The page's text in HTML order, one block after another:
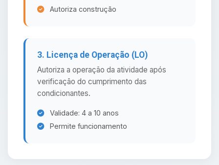
Autoriza construção
3. Licença de Operação (LO)
Autoriza a operação da atividade após
verificação do cumprimento das
condicionantes.
Validade: 4 a 10 anos
Permite funcionamento